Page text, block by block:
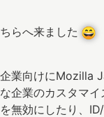
ちらへ来ました
企業向けにMozilla
な企業のカスタマ
を無効にしたり、